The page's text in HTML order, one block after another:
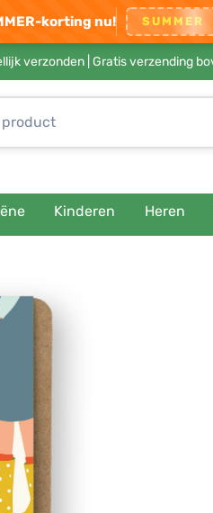
korting nu! SUMMER
verzonden | Gratis verzending
Kinderen Heren